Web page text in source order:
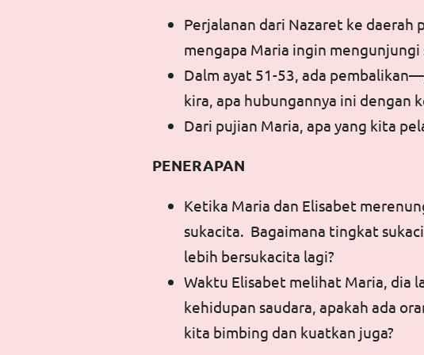
Perjalanan dari Nazaret ke
mengapa Maria ingin mengunjungi
Dalm ayat 51-53, ada
kira, apa hubungannya ini dengan
Dari pujian Maria, apa yang kita
PENERAPAN
Ketika Maria dan Elisabet
sukacita. Bagaimana tingkat
lebih bersukacita lagi?
Waktu Elisabet melihat Maria, dia
kehidupan saudara, apakah ada
kita bimbing dan kuatkan juga?